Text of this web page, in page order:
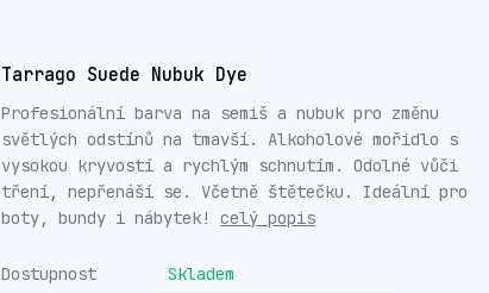
Tarrago Suede Nubuk Dye
Profesionální barva na semiš a nubuk pro změnu
světlých odstínů na tmavší. Alkoholové mořidlo s
vysokou kryvostí a rychlým schnutím. Odolné vůči
tření, nepřenáší se. Včetně štětečku. Ideální pro
boty, bundy i nábytek!celý popis
Dostupnost Skladem